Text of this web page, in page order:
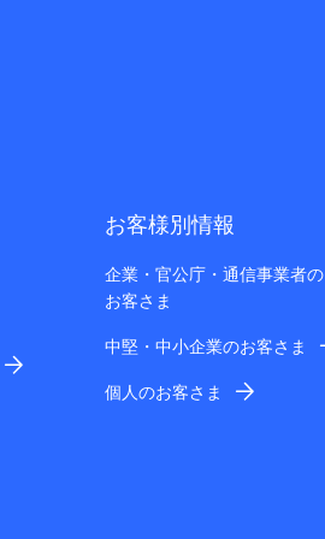
お客様別情報
企業・官公庁・通信事業者の
お客さま
中堅・中小企業のお客さま
個人のお客さま